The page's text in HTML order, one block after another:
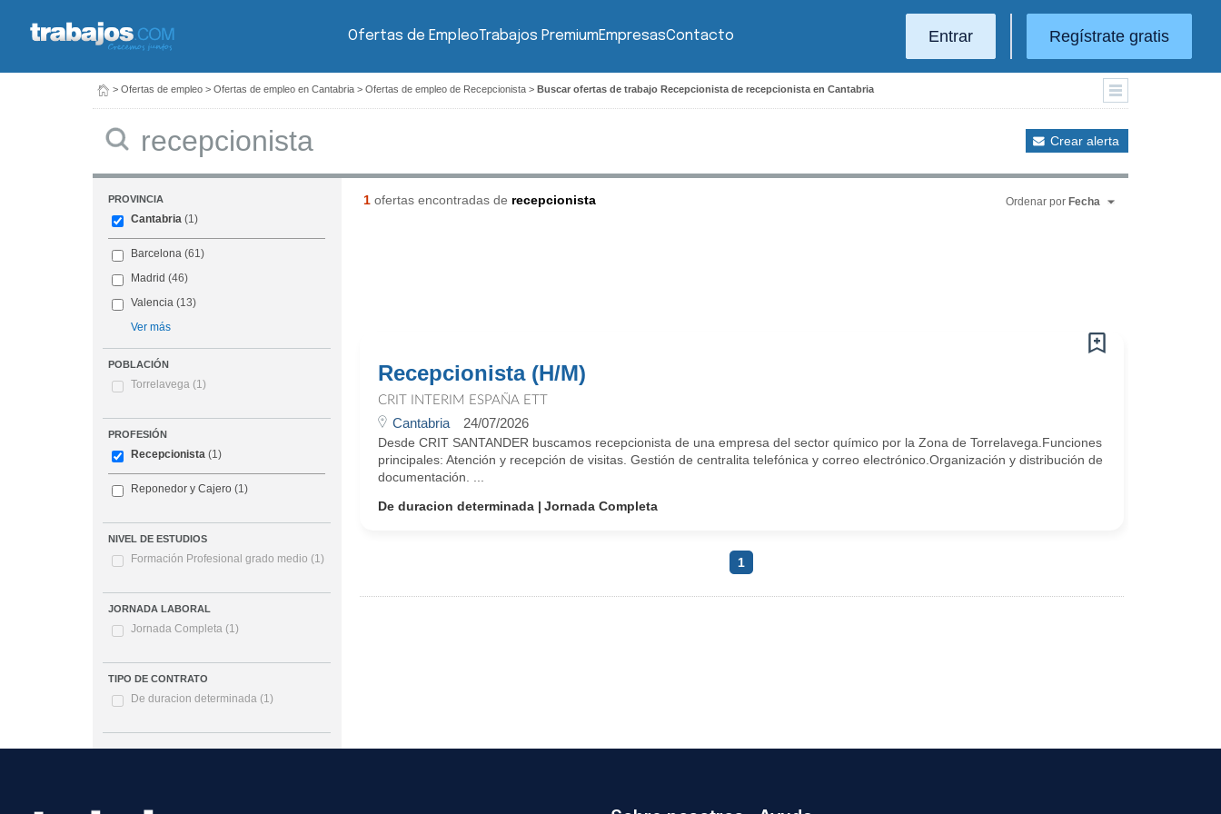
Ofertas de EmpleoTrabajos PremiumEmpresasContacto Entrar Regístrate gratis
> Ofertas de empleo > Ofertas de empleo en Cantabria > Ofertas de empleo de Recepcionista > Buscar ofertas de trabajo Recepcionista de recepcionista en Cantabria
Crear alerta
PROVINCIA
Cantabria (1)
Barcelona (61)
Madrid (46)
Valencia (13)
Ver más
POBLACIÓN
Torrelavega (1)
PROFESIÓN
Recepcionista (1)
Reponedor y Cajero (1)
NIVEL DE ESTUDIOS
Formación Profesional grado medio (1)
JORNADA LABORAL
Jornada Completa (1)
TIPO DE CONTRATO
De duracion determinada (1)
1ofertas encontradas de recepcionista Ordenar por Fecha
Recepcionista (H/M)
CRIT INTERIM ESPAÑA ETT
Cantabria 24/07/2026
Desde CRIT SANTANDER buscamos recepcionista de una empresa del sector químico por la Zona de Torrelavega.Funciones
principales: Atención y recepción de visitas. Gestión de centralita telefónica y correo electrónico.Organización y distribución de
documentación. ...
De duracion determinada
Jornada Completa
1